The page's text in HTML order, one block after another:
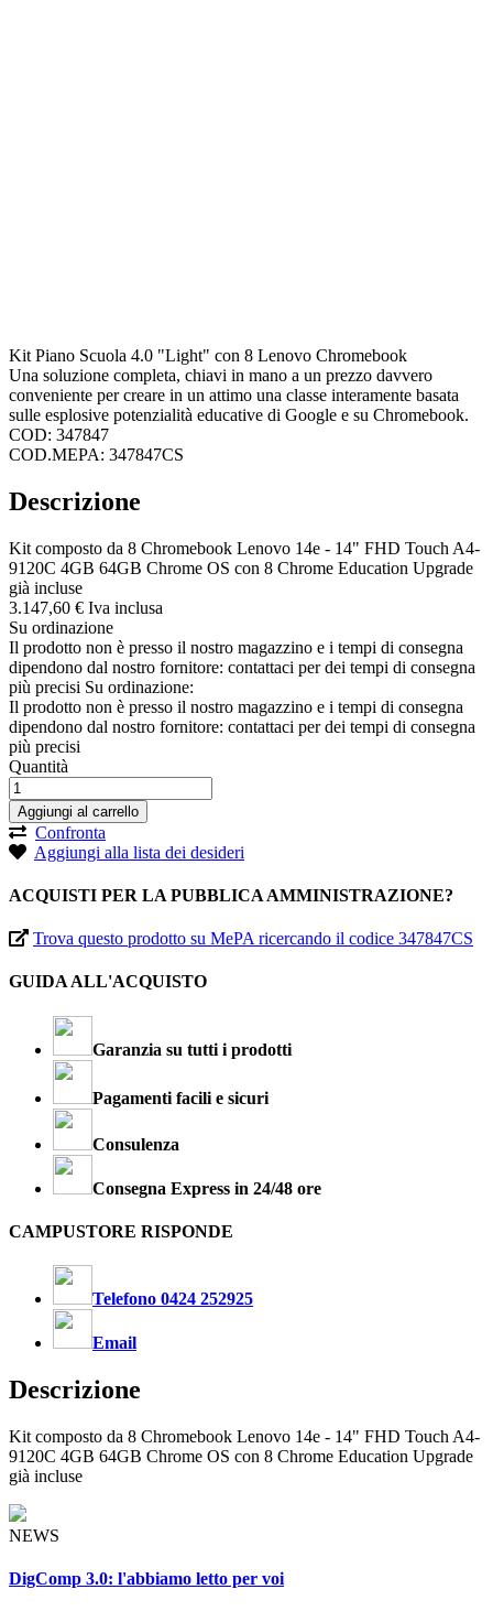
Kit Piano Scuola 4.0 "Light" con 8 Lenovo Chromebook
Una soluzione completa, chiavi in mano a un prezzo davvero
conveniente per creare in un attimo una classe interamente basata
sulle esplosive potenzialità educative di Google e su Chromebook.
COD: 347847
COD.MEPA: 347847CS
Descrizione
Kit composto da 8 Chromebook Lenovo 14e - 14" FHD Touch A4-
9120C 4GB 64GB Chrome OS con 8 Chrome Education Upgrade
già incluse
3.147,60 € Iva inclusa
Su ordinazione
Il prodotto non è presso il nostro magazzino e i tempi di consegna
dipendono dal nostro fornitore: contattaci per dei tempi di consegna
più precisi Su ordinazione:
Il prodotto non è presso il nostro magazzino e i tempi di consegna
dipendono dal nostro fornitore: contattaci per dei tempi di consegna
più precisi
Quantità
Aggiungi al carrello
Confronta
Aggiungi alla lista dei desideri
ACQUISTI PER LA PUBBLICA AMMINISTRAZIONE?
Trova questo prodotto su MePA ricercando il codice 347847CS
GUIDA ALL'ACQUISTO
Garanzia su tutti i prodotti
Pagamenti facili e sicuri
Consulenza
Consegna Express in 24/48 ore
CAMPUSTORE RISPONDE
Telefono 0424 252925
Email
Descrizione
Kit composto da 8 Chromebook Lenovo 14e - 14" FHD Touch A4-
9120C 4GB 64GB Chrome OS con 8 Chrome Education Upgrade
già incluse
NEWS
DigComp 3.0: l'abbiamo letto per voi